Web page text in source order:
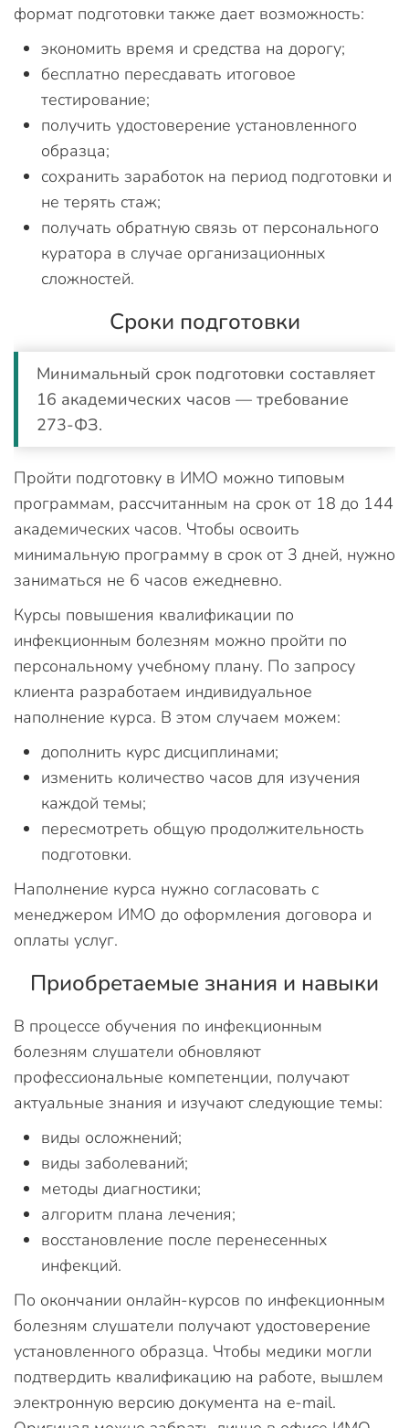
формат подготовки также дает возможность:
экономить время и средства на дорогу;
бесплатно пересдавать итоговое
тестирование;
получить удостоверение установленного
образца;
сохранить заработок на период подготовки и
не терять стаж;
получать обратную связь от персонального
куратора в случае организационных
сложностей.
Сроки подготовки
Минимальный срок подготовки составляет
16 академических часов — требование
273-ФЗ.
Пройти подготовку в ИМО можно типовым
программам, рассчитанным на срок от 18 до 144
академических часов. Чтобы освоить
минимальную программу в срок от 3 дней, нужно
заниматься не 6 часов ежедневно.
Курсы повышения квалификации по
инфекционным болезням можно пройти по
персональному учебному плану. По запросу
клиента разработаем индивидуальное
наполнение курса. В этом случаем можем:
дополнить курс дисциплинами;
изменить количество часов для изучения
каждой темы;
пересмотреть общую продолжительность
подготовки.
Наполнение курса нужно согласовать с
менеджером ИМО до оформления договора и
оплаты услуг.
Приобретаемые знания и навыки
В процессе обучения по инфекционным
болезням слушатели обновляют
профессиональные компетенции, получают
актуальные знания и изучают следующие темы:
виды осложнений;
виды заболеваний;
методы диагностики;
алгоритм плана лечения;
восстановление после перенесенных
инфекций.
По окончании онлайн-курсов по инфекционным
болезням слушатели получают удостоверение
установленного образца. Чтобы медики могли
подтвердить квалификацию на работе, вышлем
электронную версию документа на e-mail.